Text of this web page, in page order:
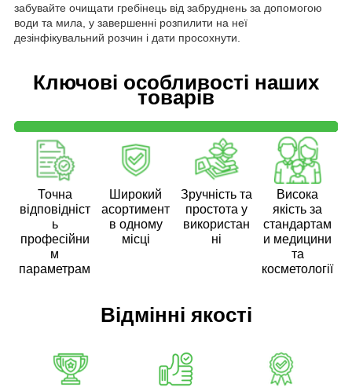
забувайте очищати гребінець від забруднень за допомогою
води та мила, у завершенні розпилити на неї
дезінфікувальний розчин і дати просохнути.
Ключові особливості наших
товарів
Точна
відповідніст
ь
професійни
м
параметрам
Широкий
асортимент
в одному
місці
Зручність та
простота у
використан
ні
Висока
якість за
стандартам
и медицини
та
косметології
Відмінні якості